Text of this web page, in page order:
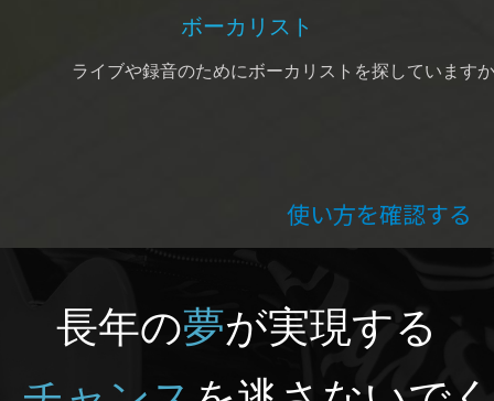
ボーカリスト
ライブや録音のためにボーカリストを探しています
使い方を確認する
長年の夢が実現する